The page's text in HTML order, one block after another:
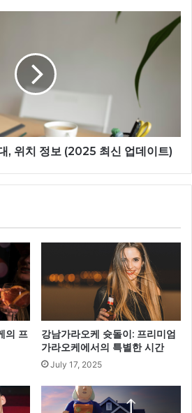
, 위치 정보 (2025 최신 업데이트)
의 프
강남가라오케 슛돌이: 프리미엄
가라오케에서의 특별한 시간
July 17, 2025